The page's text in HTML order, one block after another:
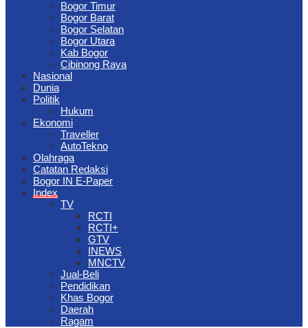
Bogor Timur
Bogor Barat
Bogor Selatan
Bogor Utara
Kab Bogor
Cibinong Raya
Nasional
Dunia
Politik
Hukum
Ekonomi
Traveller
AutoTekno
Olahraga
Catatan Redaksi
Bogor IN E-Paper
Index
TV
RCTI
RCTI+
GTV
INEWS
MNCTV
Jual-Beli
Pendidikan
Khas Bogor
Daerah
Ragam